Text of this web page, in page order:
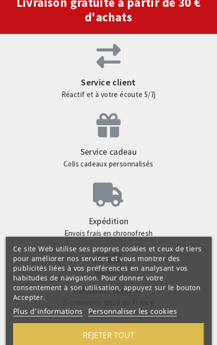
d'achats
Service client
Réactif et à votre écoute 5/7j
Service cadeau
Colis cadeaux personnalisés
Expédition
Envois frais en chronofresh
Paiement sécurisé
Profitez de la livraison
Ce site Web utilise ses propres cookies et ceux de tiers
pour améliorer nos services et vous montrer des
publicités liées à vos préférences en analysant vos
habitudes de navigation. Pour donner votre
consentement à son utilisation, appuyez sur le bouton
Accepter.
Plus d'informations Personnaliser les cookies
REJETER TOUT